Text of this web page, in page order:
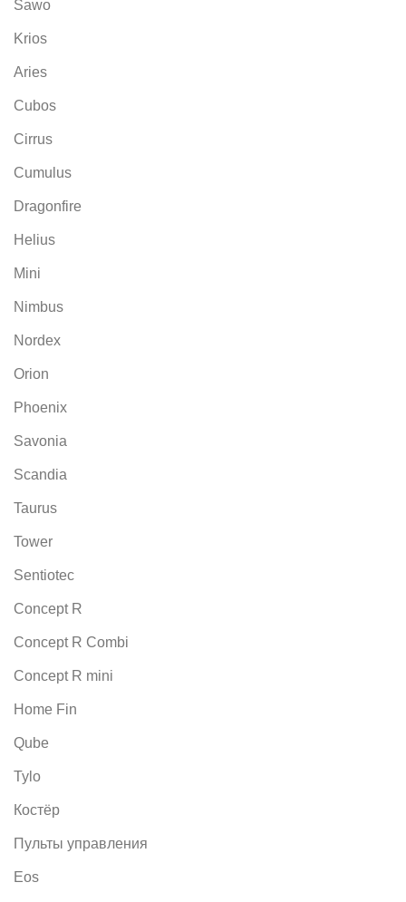
Sawo
Krios
Aries
Cubos
Cirrus
Cumulus
Dragonfire
Helius
Mini
Nimbus
Nordex
Orion
Phoenix
Savonia
Scandia
Taurus
Tower
Sentiotec
Concept R
Concept R Combi
Concept R mini
Home Fin
Qube
Tylo
Костёр
Пульты управления
Eos